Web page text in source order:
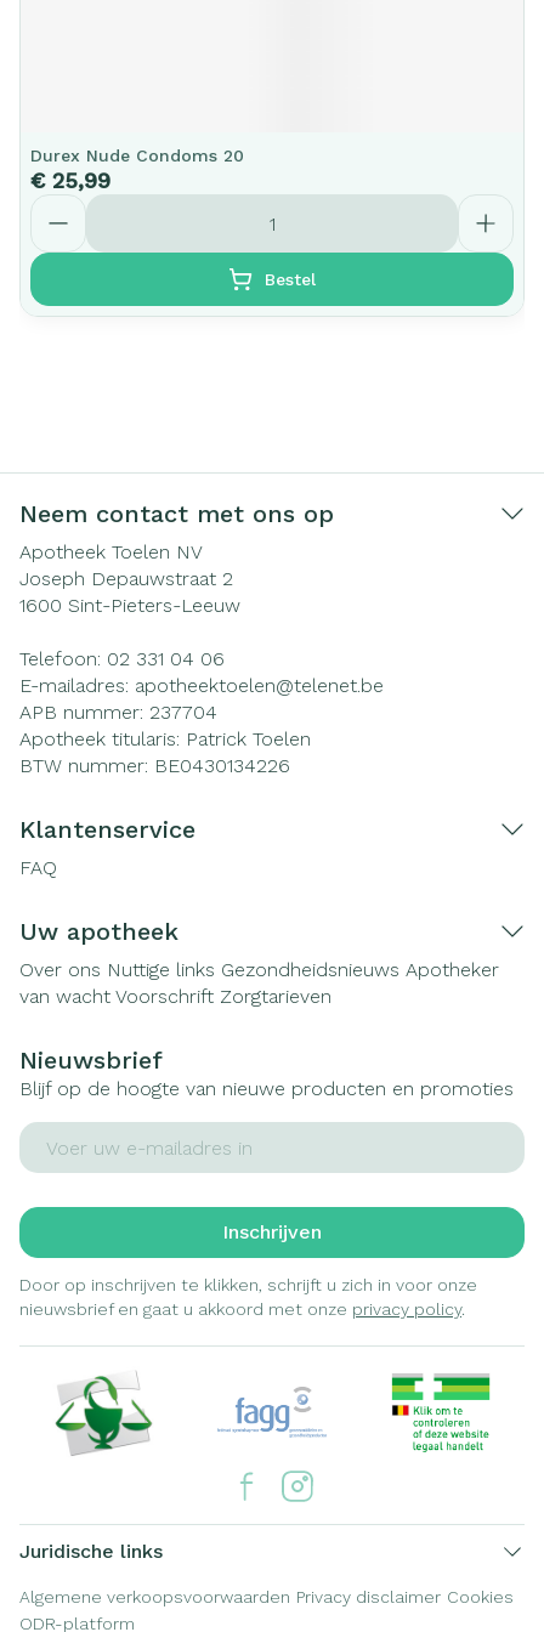
Durex Nude Condoms 20
€ 25,99
Aantal
Bestel
Neem contact met ons op
Apotheek Toelen NV
Joseph Depauwstraat 2
1600 Sint-Pieters-Leeuw
Telefoon: 02 331 04 06
E-mailadres: apotheektoelen@telenet.be
APB nummer: 237704
Apotheek titularis: Patrick Toelen
BTW nummer: BE0430134226
Klantenservice
FAQ
Uw apotheek
Over ons Nuttige links Gezondheidsnieuws Apotheker
van wacht Voorschrift Zorgtarieven
Nieuwsbrief
Blijf op de hoogte van nieuwe producten en promoties
E-mail adres
Inschrijven
Door op inschrijven te klikken, schrijft u zich in voor onze
nieuwsbrief en gaat u akkoord met onze privacy policy.
Juridische links
Algemene verkoopsvoorwaarden Privacy disclaimer Cookies
ODR-platform